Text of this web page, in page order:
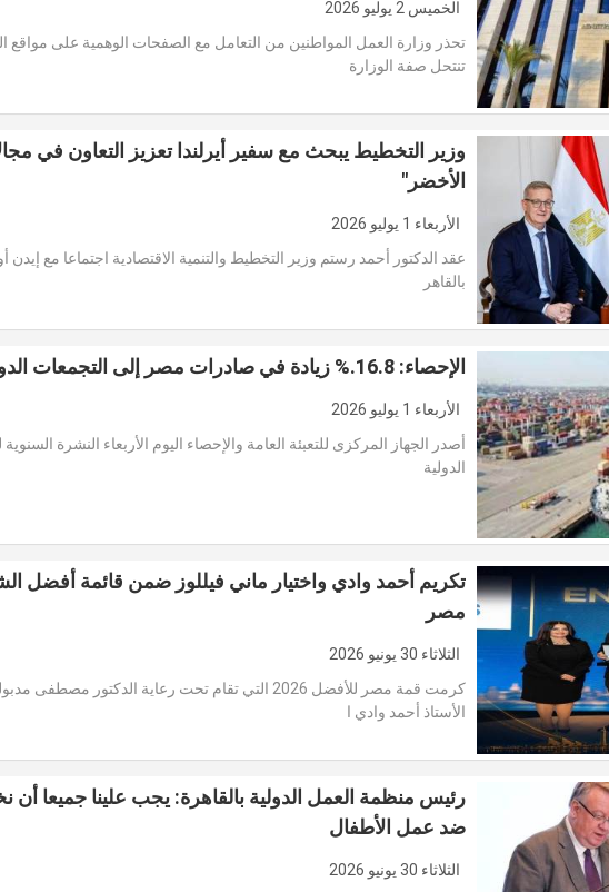
الخميس 2 يوليو 2026
تحذر وزارة العمل المواطنين من التعامل مع الصفحات الوهمية على مواقع
تنتحل صفة الوزارة
وزير التخطيط يبحث مع سفير أيرلندا تعزيز التعاون في
الأخضر"
الأربعاء 1 يوليو 2026
عقد الدكتور أحمد رستم وزير التخطيط والتنمية الاقتصادية اجتماعا مع إيدن
بالقاهر
الإحصاء: 16.8.% زيادة في صادرات مصر إلى التجمعات الدولية عام 2025
الأربعاء 1 يوليو 2026
أصدر الجهاز المركزى للتعبئة العامة والإحصاء اليوم الأربعاء النشرة السنوية
الدولية
تكريم أحمد وادي واختيار ماني فيللوز ضمن قائمة أفضل
مصر
الثلاثاء 30 يونيو 2026
كرمت قمة مصر للأفضل 2026 التي تقام تحت رعاية الدكتور
الأستاذ أحمد وادي ا
رئيس منظمة العمل الدولية بالقاهرة: يجب علينا جميعا أن
ضد عمل الأطفال
الثلاثاء 30 يونيو 2026